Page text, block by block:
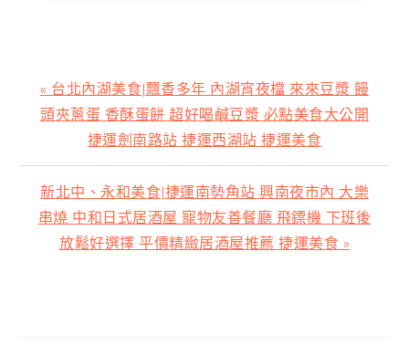
上
一
文
章:
« 台北內湖美食|飄香多年 內湖宵夜檔 來來豆漿 饅
頭夾蔥蛋 香酥蛋餅 超好喝鹹豆漿 必點美食大公開
捷運劍南路站 捷運西湖站 捷運美食
下
一
新北中、永和美食|捷運南勢角站 興南夜市內 大樂
串燒 中和日式居酒屋 寵物友善餐廳 飛鏢機 下班後
放鬆好選擇 平價精緻居酒屋推薦 捷運美食 »